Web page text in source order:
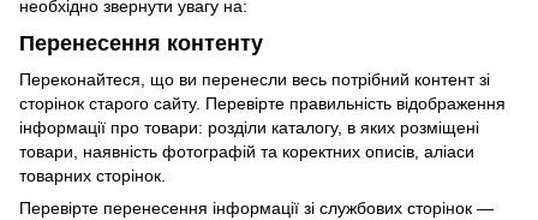
необхідно звернути увагу на:
Перенесення контенту
Переконайтеся, що ви перенесли весь потрібний контент зі
сторінок старого сайту. Перевірте правильність відображення
інформації про товари: розділи каталогу, в яких розміщені
товари, наявність фотографій та коректних описів, аліаси
товарних сторінок.
Перевірте перенесення інформації зі службових сторінок —